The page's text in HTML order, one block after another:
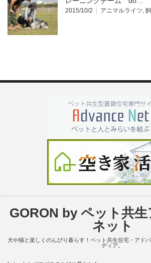
2015/10/2 アニマルライツ,
GORON by ペット共
ネット
犬や猫と楽しくのんびり暮らす！ペット共生住宅・アド
ディア。